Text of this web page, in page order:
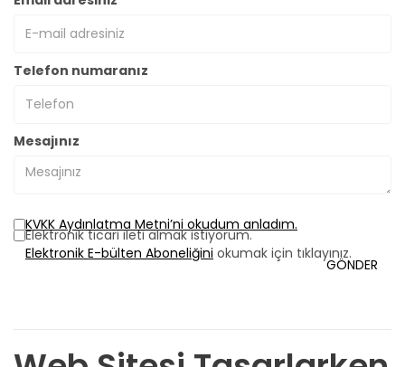
Telefon numaranız
Mesajınız
KVKK Aydınlatma Metni’ni okudum anladım.
Elektronik ticari ileti almak istiyorum.
Elektronik E-bülten Aboneliğini okumak için tıklayınız.
GÖNDER